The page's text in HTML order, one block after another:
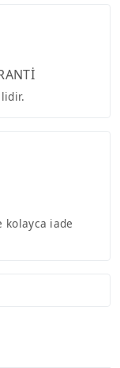
kolayca iade